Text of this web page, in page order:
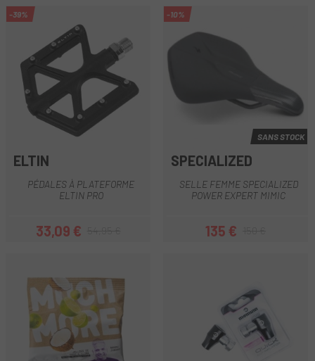
-39%
ELTIN
PÉDALES À PLATEFORME
ELTIN PRO
Prix
33,09 €Prix habituel
-10%
SANS STOCK
SPECIALIZED
SELLE FEMME SPECIALIZED
POWER EXPERT MIMIC
Prix
135 €Prix habituel